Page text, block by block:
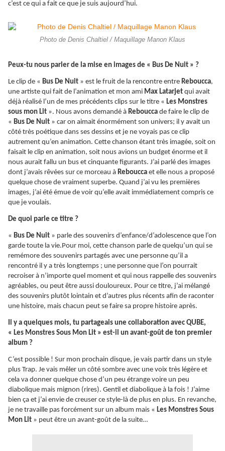
c’est ce qui a fait ce que je suis aujourd’hui.
Photo de Denis Chaltiel / Maquillage Manon Klaus
Peux-tu nous parler de la mise en images de « Bus De Nuit » ?
Le clip de « Bus De Nuit » est le fruit de la rencontre entre Reboucca,
une artiste qui fait de l’animation et mon ami Max Latarjet qui avait
déjà réalisé l’un de mes précédents clips sur le titre « Les Monstres
sous mon Lit ». Nous avons demandé à Reboucca de faire le clip de
« Bus De Nuit » car on aimait énormément son univers; il y avait un
côté très poétique dans ses dessins et je ne voyais pas ce clip
autrement qu’en animation. Cette chanson étant très imagée, soit on
faisait le clip en animation, soit nous avions un budget énorme et il
nous aurait fallu un bus et cinquante figurants. J’ai parlé des images
dont j’avais rêvées sur ce morceau à Reboucca et elle nous a proposé
quelque chose de vraiment superbe. Quand j’ai vu les premières
images, j’ai été émue de voir qu’elle avait immédiatement compris ce
que je voulais.
De quoi parle ce titre ?
« Bus De Nuit » parle des souvenirs d’enfance/d’adolescence que l’on
garde toute la vie.Pour moi, cette chanson parle de quelqu’un qui se
remémore des souvenirs partagés avec une personne qu’il a
rencontré il y a très longtemps ; une personne que l’on pourrait
recroiser à n’importe quel moment et qui nous rappelle des souvenirs
agréables, ou peut être aussi douloureux. Pour ce titre, j’ai mélangé
des souvenirs plutôt lointain et d’autres plus récents afin de raconter
une histoire, mais chacun peut se faire sa propre histoire après.
Il y a quelques mois, tu partageais une collaboration avec QUBE,
« Les Monstres Sous Mon Lit » est-il un avant-goût de ton premier
album ?
C’est possible ! Sur mon prochain disque, je vais partir dans un style
plus Trap. Je vais mêler un côté sombre avec une voix très légère et
cela va donner quelque chose d’un peu étrange voire un peu
diabolique mais mignon (rires). Gentil et diabolique à la fois ! J’aime
bien ça et j’ai envie de creuser ce style-là de plus en plus. En revanche,
je ne travaille pas forcément sur un album mais « Les Monstres Sous
Mon Lit » peut être un avant-goût de la suite…